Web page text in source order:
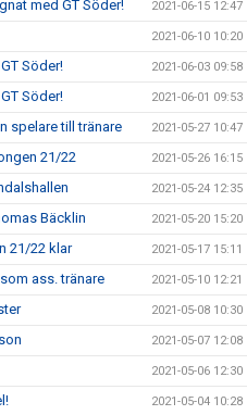
med GT Söder! 2021-06-15 12:47
2021-06-10 10:20
Söder! 2021-06-03 09:58
Söder! 2021-06-01 09:53
spelare till tränare 2021-05-27 10:47
21/22 2021-05-26 16:15
2021-05-24 12:35
Bäcklin 2021-05-20 15:20
21/22 klar 2021-05-17 15:11
ass. tränare 2021-05-10 12:21
2021-05-08 10:30
2021-05-07 12:08
2021-05-06 12:30
2021-05-04 10:28